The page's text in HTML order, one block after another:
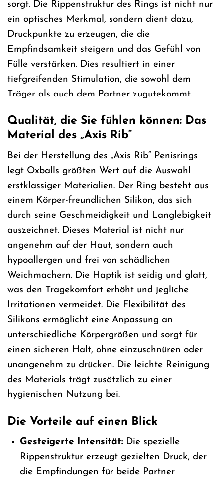
sorgt. Die Rippenstruktur des Rings ist nicht nur
ein optisches Merkmal, sondern dient dazu,
Druckpunkte zu erzeugen, die die
Empfindsamkeit steigern und das Gefühl von
Fülle verstärken. Dies resultiert in einer
tiefgreifenden Stimulation, die sowohl dem
Träger als auch dem Partner zugutekommt.
Qualität, die Sie fühlen können: Das
Material des „Axis Rib“
Bei der Herstellung des „Axis Rib“ Penisrings
legt Oxballs größten Wert auf die Auswahl
erstklassiger Materialien. Der Ring besteht aus
einem Körper-freundlichen Silikon, das sich
durch seine Geschmeidigkeit und Langlebigkeit
auszeichnet. Dieses Material ist nicht nur
angenehm auf der Haut, sondern auch
hypoallergen und frei von schädlichen
Weichmachern. Die Haptik ist seidig und glatt,
was den Tragekomfort erhöht und jegliche
Irritationen vermeidet. Die Flexibilität des
Silikons ermöglicht eine Anpassung an
unterschiedliche Körpergrößen und sorgt für
einen sicheren Halt, ohne einzuschnüren oder
unangenehm zu drücken. Die leichte Reinigung
des Materials trägt zusätzlich zu einer
hygienischen Nutzung bei.
Die Vorteile auf einen Blick
Gesteigerte Intensität:Die spezielle
Rippenstruktur erzeugt gezielten Druck, der
die Empfindungen für beide Partner